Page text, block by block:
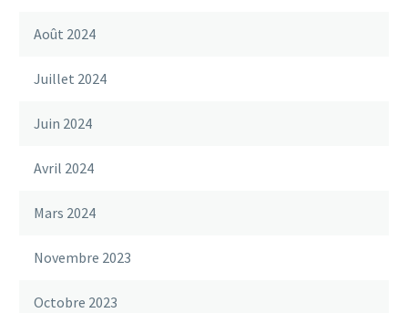
Août 2024
Juillet 2024
Juin 2024
Avril 2024
Mars 2024
Novembre 2023
Octobre 2023